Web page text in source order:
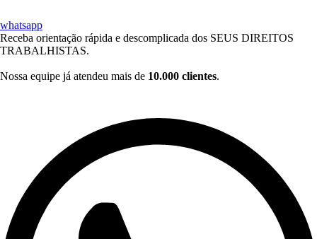
whatsapp
Receba orientação rápida e descomplicada dos SEUS DIREITOS
TRABALHISTAS.
Nossa equipe já atendeu mais de 10.000 clientes.